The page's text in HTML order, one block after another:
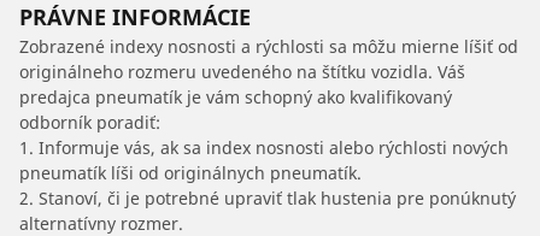
PRÁVNE INFORMÁCIE
Zobrazené indexy nosnosti a rýchlosti sa môžu mierne líšiť od
originálneho rozmeru uvedeného na štítku vozidla. Váš
predajca pneumatík je vám schopný ako kvalifikovaný
odborník poradiť:
1. Informuje vás, ak sa index nosnosti alebo rýchlosti nových
pneumatík líši od originálnych pneumatík.
2. Stanoví, či je potrebné upraviť tlak hustenia pre ponúknutý
alternatívny rozmer.